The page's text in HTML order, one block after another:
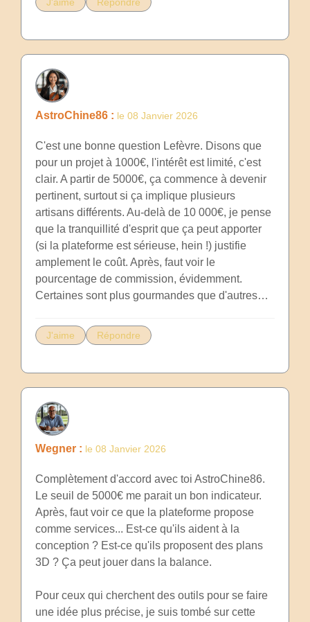
AstroChine86 : le 08 Janvier 2026
C'est une bonne question Lefèvre. Disons que
pour un projet à 1000€, l'intérêt est limité, c'est
clair. A partir de 5000€, ça commence à devenir
pertinent, surtout si ça implique plusieurs
artisans différents. Au-delà de 10 000€, je pense
que la tranquillité d'esprit que ça peut apporter
(si la plateforme est sérieuse, hein !) justifie
amplement le coût. Après, faut voir le
pourcentage de commission, évidemment.
Certaines sont plus gourmandes que d'autres…
J'aime Répondre
Wegner : le 08 Janvier 2026
Complètement d'accord avec toi AstroChine86.
Le seuil de 5000€ me parait un bon indicateur.
Après, faut voir ce que la plateforme propose
comme services... Est-ce qu'ils aident à la
conception ? Est-ce qu'ils proposent des plans
3D ? Ça peut jouer dans la balance.
Pour ceux qui cherchent des outils pour se faire
une idée plus précise, je suis tombé sur cette